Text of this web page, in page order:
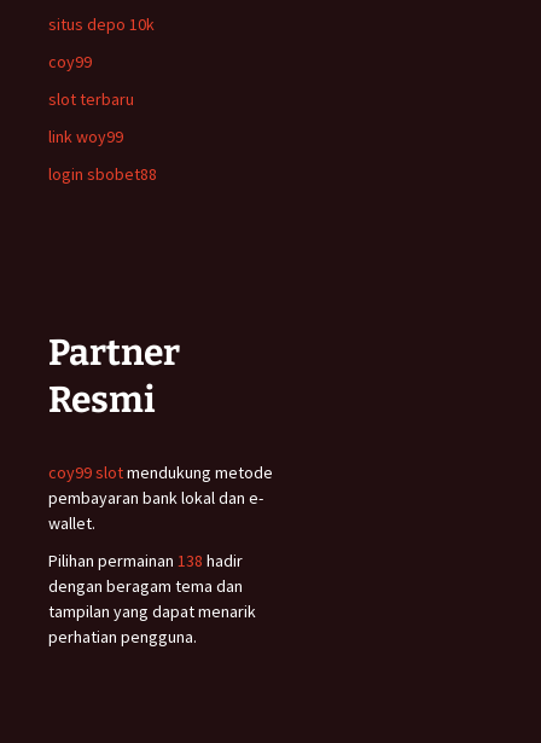
situs depo 10k
coy99
slot terbaru
link woy99
login sbobet88
Partner
Resmi
coy99 slotmendukung metode
pembayaran bank lokal dan e-
wallet.
Pilihan permainan 138 hadir
dengan beragam tema dan
tampilan yang dapat menarik
perhatian pengguna.